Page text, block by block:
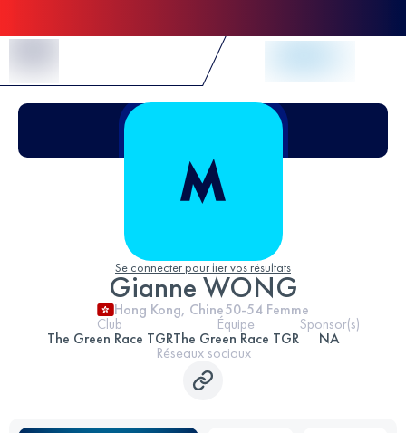
Se connecter pour lier vos résultats
Gianne WONG
Hong Kong, Chine50-54 Femme
Club
The Green Race TGR
Équipe
The Green Race TGR
Sponsor(s)
NA
Réseaux sociaux